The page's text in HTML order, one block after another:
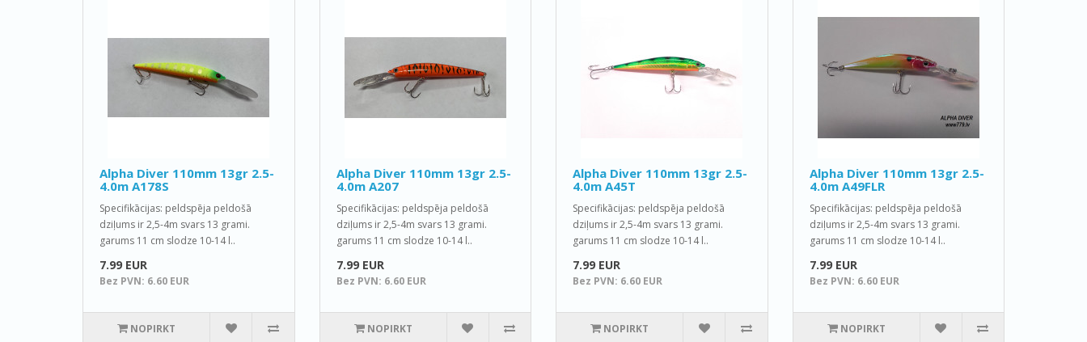
Alpha Diver 110mm 13gr 2.5-
4.0m A178S
Specifikācijas: peldspēja peldošā
dziļums ir 2,5-4m svars 13 grami.
garums 11 cm slodze 10-14 l..
7.99 EUR
Bez PVN: 6.60 EUR
NOPIRKT
Alpha Diver 110mm 13gr 2.5-
4.0m A207
Specifikācijas: peldspēja peldošā
dziļums ir 2,5-4m svars 13 grami.
garums 11 cm slodze 10-14 l..
7.99 EUR
Bez PVN: 6.60 EUR
NOPIRKT
Alpha Diver 110mm 13gr 2.5-
4.0m A45T
Specifikācijas: peldspēja peldošā
dziļums ir 2,5-4m svars 13 grami.
garums 11 cm slodze 10-14 l..
7.99 EUR
Bez PVN: 6.60 EUR
NOPIRKT
Alpha Diver 110mm 13gr 2.5-
4.0m A49FLR
Specifikācijas: peldspēja peldošā
dziļums ir 2,5-4m svars 13 grami.
garums 11 cm slodze 10-14 l..
7.99 EUR
Bez PVN: 6.60 EUR
NOPIRKT